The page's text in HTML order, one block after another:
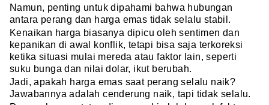
Namun, penting untuk dipahami bahwa hubungan
antara perang dan harga emas tidak selalu stabil.
Kenaikan harga biasanya dipicu oleh sentimen dan
kepanikan di awal konflik, tetapi bisa saja terkoreksi
ketika situasi mulai mereda atau faktor lain, seperti
suku bunga dan nilai dolar, ikut berubah.
Jadi, apakah harga emas saat perang selalu naik?
Jawabannya adalah cenderung naik, tapi tidak selalu.